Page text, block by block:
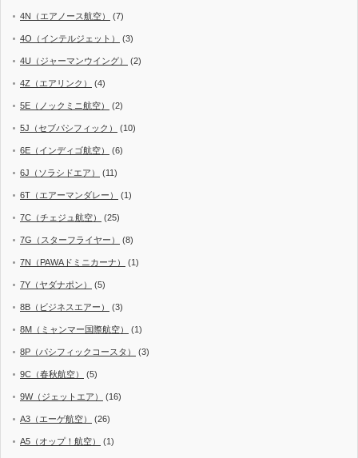
4N（エアノース航空） (7)
4O（インテルジェット） (3)
4U（ジャーマンウイング） (2)
4Z（エアリンク） (4)
5E（ノックミニ航空） (2)
5J（セブパシフィック） (10)
6E（インディゴ航空） (6)
6J（ソラシドエア） (11)
6T（エアーマンダレー） (1)
7C（チェジュ航空） (25)
7G（スターフライヤー） (8)
7N（PAWAドミニカーナ） (1)
7Y（ヤダナポン） (5)
8B（ビジネスエアー） (3)
8M（ミャンマー国際航空） (1)
8P（パシフィックコースタ） (3)
9C（春秋航空） (5)
9W（ジェットエア） (16)
A3（エーゲ航空） (26)
A5（オップ！航空） (1)